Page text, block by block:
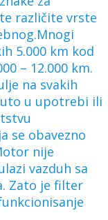
različite vrste
5.000 km kod
– 12.000 km.
na svakih
u upotrebi ili
se obavezno
nije
vazduh sa
Zato je filter